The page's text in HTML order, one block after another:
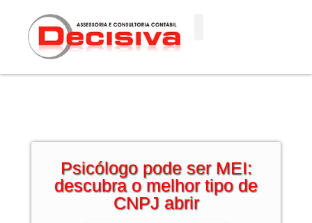
conteúdo
Psicólogo pode ser MEI:
descubra o melhor tipo de
CNPJ abrir